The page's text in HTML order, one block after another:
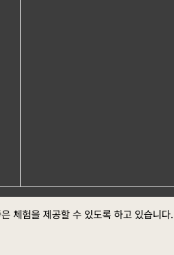
험을 제공할 수 있도록 하고 있습니
전 (스크린 최적의 화면 효 정부